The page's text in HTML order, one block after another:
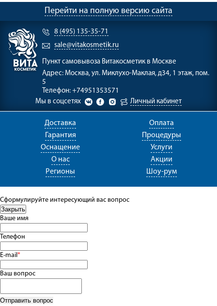
Перейти на полную версию сайта
8 (495) 135-35-71
sale@vitakosmetik.ru
Пункт самовывоза Витакосметик в Москве
Адрес: Москва, ул. Миклухо-Маклая, д34, 1 этаж, пом.
5
Телефон: +74951353571
Мы в соцсетях
Личный кабинет
Доставка
Оплата
Гарантия
Процедуры
Оснащение
Услуги
О нас
Акции
Регионы
Шоу-рум
Сформулируйте интересующий вас вопрос
Ваше имя
Телефон
E-mail*
Ваш вопрос